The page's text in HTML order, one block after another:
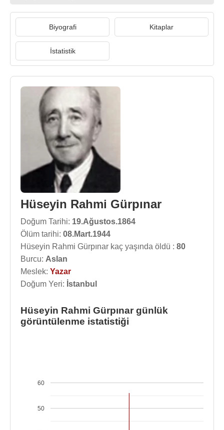
Biyografi Kitaplar
İstatistik
Hüseyin Rahmi Gürpınar
Doğum Tarihi: 19.Ağustos.1864
Ölüm tarihi: 08.Mart.1944
Hüseyin Rahmi Gürpınar kaç yaşında öldü : 80
Burcu: Aslan
Meslek: Yazar
Doğum Yeri: İstanbul
Hüseyin Rahmi Gürpınar günlük
görüntülenme istatistiği
50
60